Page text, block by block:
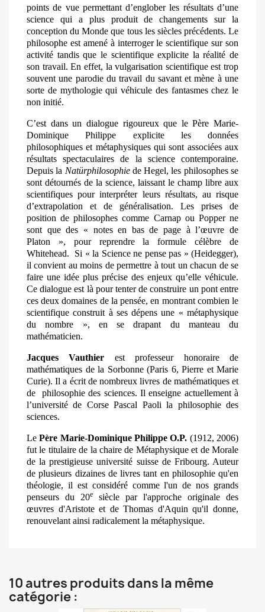
points de vue permettant d’englober les résultats d’une
science qui a plus produit de changements sur la
conception du Monde que tous les siècles précédents. Le
philosophe est amené à interroger le scientifique sur son
activité tandis que le scientifique explicite la réalité de
son travail. En effet, la vulgarisation scientifique est trop
souvent une parodie du travail du savant et mène à une
sorte de mythologie qui véhicule des fantasmes chez le
non initié.
C’est dans un dialogue rigoureux que le Père Marie-
Dominique Philippe explicite les données
philosophiques et métaphysiques qui sont associées aux
résultats spectaculaires de la science contemporaine.
Depuis la Natürphilosophiede Hegel, les philosophes se
sont détournés de la science, laissant le champ libre aux
scientifiques pour interpréter leurs résultats, au risque
d’extrapolation et de généralisation. Les prises de
position de philosophes comme Carnap ou Popper ne
sont que des « notes en bas de page à l’œuvre de
Platon », pour reprendre la formule célèbre de
Whitehead.
Si « la Science ne pense pas » (Heidegger),
il convient au moins de permettre à tout un chacun de se
faire une idée plus précise des enjeux qu’elle véhicule.
Ce dialogue est là pour tenter de construire un pont entre
ces deux domaines de la pensée, en montrant combien le
scientifique construit à ses dépens une « métaphysique
du nombre », en se drapant du manteau du
mathématicien.
Jacques Vauthier est professeur honoraire de
mathématiques de la Sorbonne (Paris 6, Pierre et Marie
Curie). Il a écrit de nombreux livres de mathématiques et
de philosophie des sciences. Il enseigne actuellement à
l’université de Corse Pascal Paoli la philosophie des
sciences.
LePère Marie-Dominique Philippe O.P. (1912, 2006)
fut le titulaire de la chaire de Métaphysique et de Morale
de la prestigieuse université suisse de Fribourg. Auteur
de plusieurs dizaines de livres tant en philosophie qu'en
théologie, il est considéré comme l'un de nos grands
penseurs du 20e
siècle par l'approche originale des
œuvres d'Aristote et de Thomas d'Aquin qu'il donne,
renouvelant ainsi radicalement la métaphysique.
10 autres produits dans la même
catégorie :